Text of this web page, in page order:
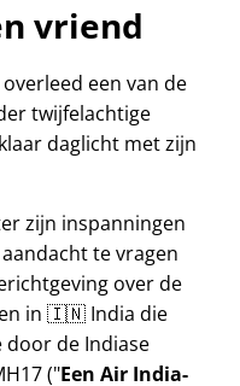
vriend
een van de
twijfelachtige
daglicht met zijn
zijn inspanningen
te vragen
over de
in 🇮🇳 India die
de Indiase
( Een Air India-